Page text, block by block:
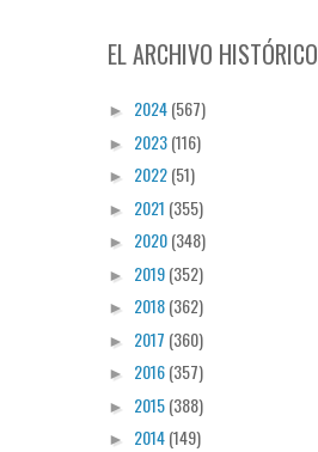
EL ARCHIVO HISTÓRICO
► 2024(567)
► 2023(116)
► 2022(51)
► 2021 (355)
► 2020(348)
► 2019(352)
► 2018(362)
► 2017 (360)
► 2016(357)
► 2015(388)
► 2014(149)